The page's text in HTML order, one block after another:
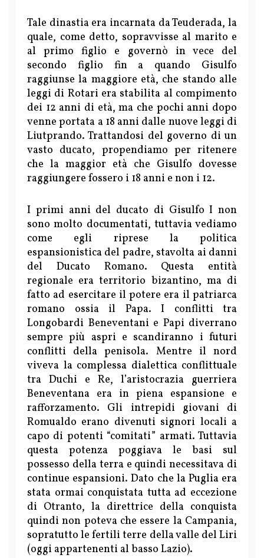
Tale dinastia era incarnata da Teuderada, la
quale, come detto, sopravvisse al marito e
al primo figlio e governò in vece del
secondo figlio fin a quando Gisulfo
raggiunse la maggiore età, che stando alle
leggi di Rotari era stabilita al compimento
dei 12 anni di età, ma che pochi anni dopo
venne portata a 18 anni dalle nuove leggi di
Liutprando. Trattandosi del governo di un
vasto ducato, propendiamo per ritenere
che la maggior età che Gisulfo dovesse
raggiungere fossero i 18 anni e non i 12.
I primi anni del ducato di Gisulfo I non
sono molto documentati, tuttavia vediamo
come egli riprese la politica
espansionistica del padre, stavolta ai danni
del Ducato Romano. Questa entità
regionale era territorio bizantino, ma di
fatto ad esercitare il potere era il patriarca
romano ossia il Papa. I conflitti tra
Longobardi Beneventani e Papi diverrano
sempre più aspri e scandiranno i futuri
conflitti della penisola. Mentre il nord
viveva la complessa dialettica conflittuale
tra Duchi e Re, l’aristocrazia guerriera
Beneventana era in piena espansione e
rafforzamento. Gli intrepidi giovani di
Romualdo erano divenuti signori locali a
capo di potenti “comitati” armati. Tuttavia
questa potenza poggiava le basi sul
possesso della terra e quindi necessitava di
continue espansioni. Dato che la Puglia era
stata ormai conquistata tutta ad eccezione
di Otranto, la direttrice della conquista
quindi non poteva che essere la Campania,
sopratutto le fertili terre della valle del Liri
(oggi appartenenti al basso Lazio).